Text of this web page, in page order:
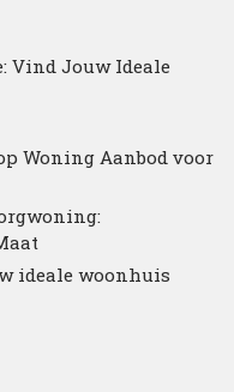
Vind Jouw Ideale
Woning Aanbod voor
ideale woonhuis